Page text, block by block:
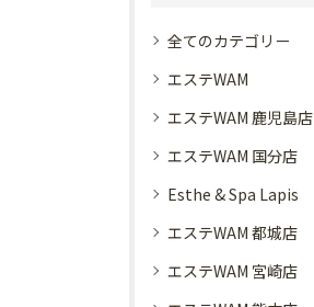
全てのカテゴリー
エステWAM
エステWAM 鹿児島店
エステWAM 国分店
Esthe & Spa Lapis
エステWAM 都城店
エステWAM 宮崎店